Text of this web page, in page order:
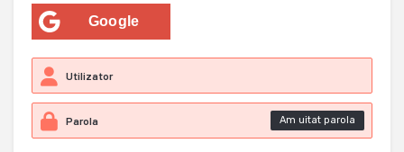
Google
Am uitat parola